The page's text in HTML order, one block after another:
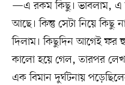
—এ রকম কিছু। ভাবলাম, এ
আছে। কিন্তু সেটা নিয়ে কিছু
দিলাম। কিছুদিন আগেই ফর
কালো হয়ে গেল, তারপর
এক বিমান দুর্ঘটনায়